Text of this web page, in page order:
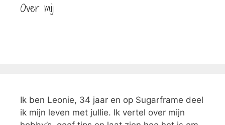
Over mij
Ik ben Leonie, 34 jaar en op Sugarframe deel
ik mijn leven met jullie. Ik vertel over mijn